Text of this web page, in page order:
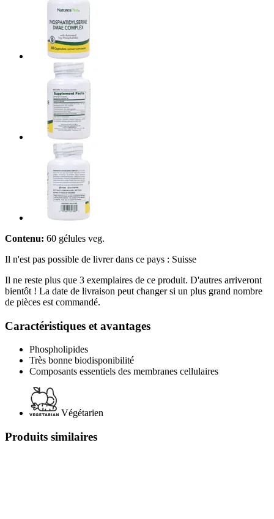
Contenu: 60 gélules veg.
Il n'est pas possible de livrer dans ce pays : Suisse
Il ne reste plus que 3 exemplaires de ce produit. D'autres arriveront
bientôt ! La date de livraison peut changer si un plus grand nombre
de pièces est commandé.
Caractéristiques et avantages
Phospholipides
Très bonne biodisponibilité
Composants essentiels des membranes cellulaires
Végétarien
Produits similaires